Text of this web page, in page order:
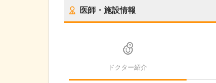
医師・施設情報
ドクター紹介